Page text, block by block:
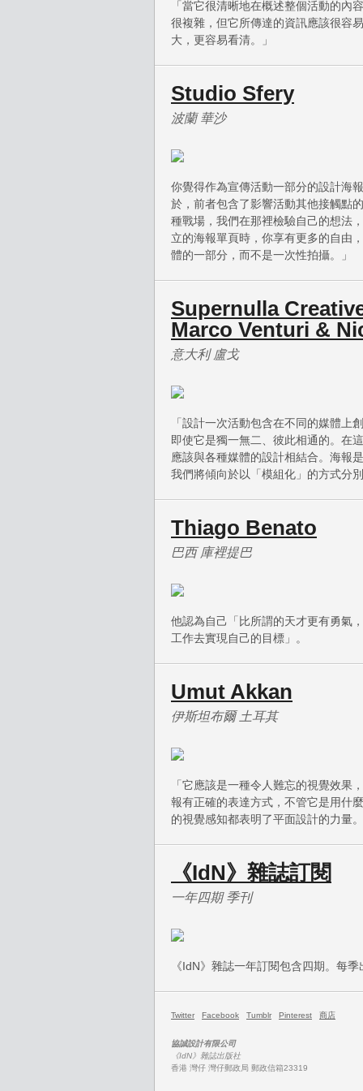
「當它很清晰地在概述整個活動的內
很複雜，但它所傳達的資訊應該很容
大，更容易看清。」
Studio Sfery
波蘭 華沙
你覺得作為宣傳活動一部分的設計海
於，前者包含了影響活動其他接觸點
種戰場，我們在那裡檢驗自己的想法
立的海報單頁時，你享有更多的自由
體的一部分，而不是一次性拍攝。」
Supernulla
Marco Venturi &
意大利 盧戈
「設計一次活動包含在不同的媒體上
即使它是獨一無二、彼此相通的。在
應該與各種媒體的設計相結合。海報
我們將傾向於以「模組化」的方式分
Thiago Benato
巴西 庫裡提巴
他認為自己「比所謂的天才更有勇氣
工作去實現自己的目標」。
Umut Akkan
伊斯坦布爾 土耳其
「它應該是一種令人難忘的視覺效果
報有正確的表達方式，不管它是用什
的視覺感知都表明了平面設計的力量
《IdN》雜誌訂閱
一年四期 季刊
《IdN》雜誌一年訂閱包含四期。每
Twitter Facebook Tumblr Pinterest 商店
協誠設計有限公司
《IdN》雜誌出版社
香港 灣仔 灣仔郵政局 郵政信箱23319